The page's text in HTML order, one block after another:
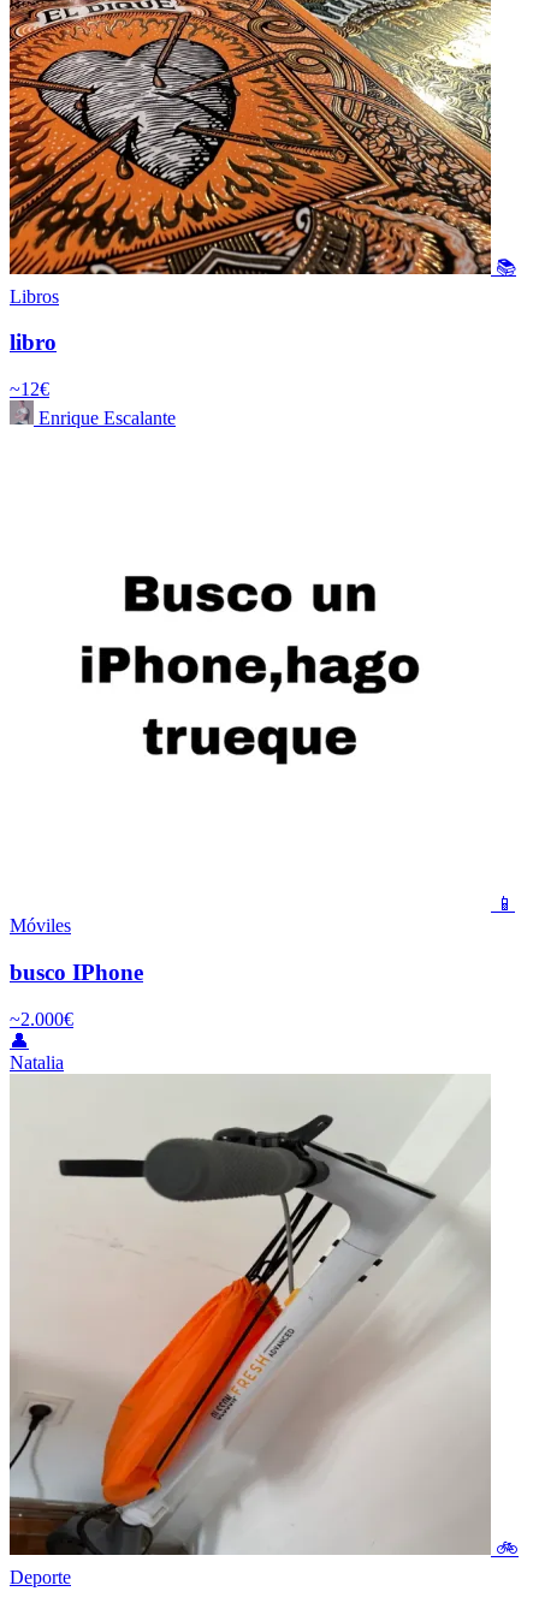
📚
Libros
libro
~12€
Enrique Escalante
📱
Móviles
busco IPhone
~2.000€
👤
Natalia
🚲
Deporte